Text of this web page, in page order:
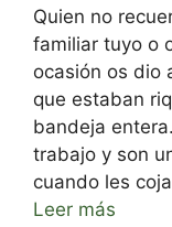
Quien no
familiar tuyo o
ocasión os dio
que estaban
bandeja
trabajo y son
cuando les
Leer más